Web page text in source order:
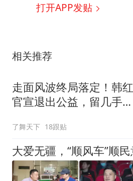
打开APP发贴
相关推荐
走面风波终局落定！韩红
官宣退出公益，留几手一
了舞天下 18跟贴